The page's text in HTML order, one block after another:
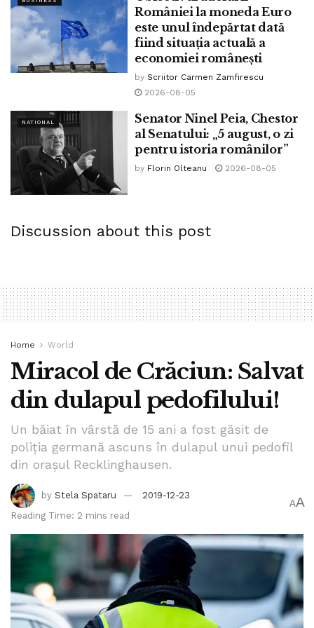
domnia legii george soros haos
procuratura procurori
României la moneda Euro
este unul îndepărtat dată
fiind situația actuală a
economiei românești
by Scriitor Carmen Zamfirescu
2026-08-05
NATIONAL
Senator Ninel Peia, Chestor
al Senatului: „5 august, o zi
pentru istoria românilor”
by Florin Olteanu 2026-08-05
Discussion about this post
Home World
Miracol de Crăciun: Salvat
din dulapul pedofilului!
Un băiat în vârstă de 15 ani a fost găsit de
poliția germană ascuns în dulapul unui pedofil
din orașul Recklinghausen.
by Stela Spataru
2019-12-23
Reading Time: 2 mins read
AA